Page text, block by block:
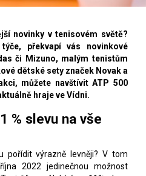
novinky v tenisovém světě?
překvapí vás novinkové
či Mizuno, malým tenistům
dětské sety značek Novak a
můžete navštívit ATP 500
hraje ve Vídni.
% slevu na vše
pořídit výrazně levněji? V tom
2022 jedinečnou možnost